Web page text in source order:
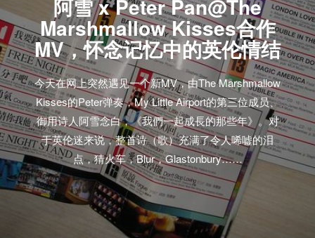
阿雪 x Peter Pan@The
Marshmallow Kisses合作
MV，怀念记忆中的英伦情结
今天在网上突然遇见一个新MV，由The Marshmallow
Kisses的Peter弹奏，My Little Airport的第三位成员、
御用诗人阿雪念白，《我們一起成長的那些年》。对
于英伦迷来说，整首诗（歌）充满了令人唏嘘的泪
点，猜火车，Blur，Glastonbury……